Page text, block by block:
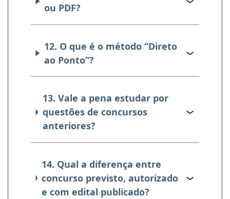
ou PDF?
12. O que é o método “Direto
ao Ponto”?
13. Vale a pena estudar por
questões de concursos
anteriores?
14. Qual a diferença entre
concurso previsto, autorizado
e com edital publicado?